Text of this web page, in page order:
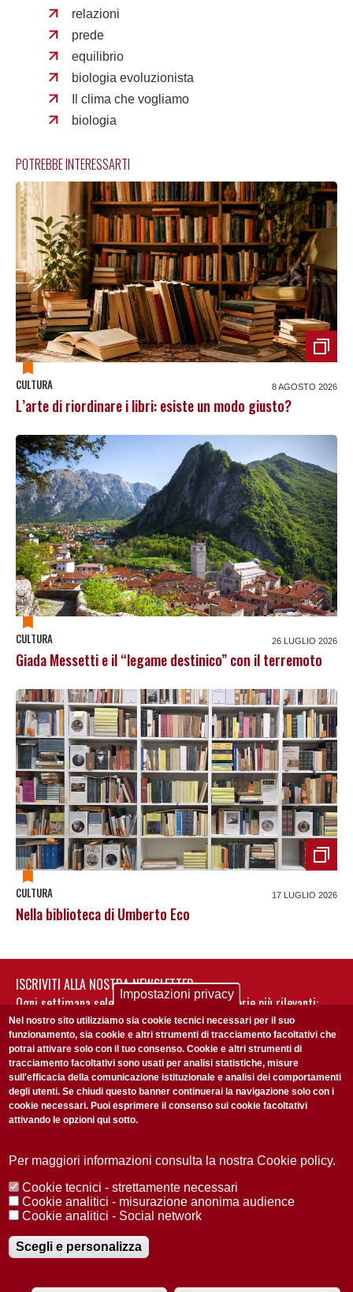
relazioni
prede
equilibrio
biologia evoluzionista
Il clima che vogliamo
biologia
POTREBBE INTERESSARTI
CULTURA 8 AGOSTO 2026
L’arte di riordinare i libri: esiste un modo giusto?
CULTURA 26 LUGLIO 2026
Giada Messetti e il “legame destinico” con il terremoto
CULTURA 17 LUGLIO 2026
Nella biblioteca di Umberto Eco
ISCRIVITI ALLA NOSTRA NEWSLETTER
Ogni settimana selezioniamo per te nostre storie più rilevanti:
non perderti gli aggiornamenti della nostra newsletter
Accetto laPrivacy Policy
Redazione Copyright Privacy
Area stampa
© 2025 Università di Padova
Registrazione presso il Tribunale di Padova n. 2097/2012 del 18 giugno
2012
Impostazioni privacy
Nel nostro sito utilizziamo sia cookie tecnici necessari per il suo
funzionamento, sia cookie e altri strumenti di tracciamento facoltativi che
potrai attivare solo con il tuo consenso. Cookie e altri strumenti di
tracciamento facoltativi sono usati per analisi statistiche, misure
sull'efficacia della comunicazione istituzionale e analisi dei comportamenti
degli utenti. Se chiudi questo banner continuerai la navigazione solo con i
cookie necessari. Puoi esprimere il consenso sui cookie facoltativi
attivando le opzioni qui sotto.
Per maggiori informazioni consulta la nostra Cookie policy.
Cookie tecnici - strettamente necessari
Cookie analitici - misurazione anonima audience
Cookie analitici - Social network
Scegli e personalizza